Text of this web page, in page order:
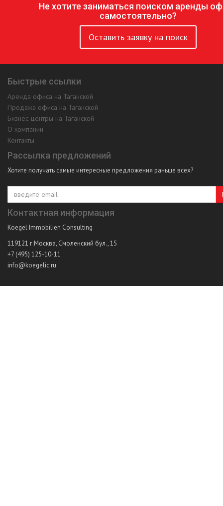
Не хотите заниматься поиском аренды
самостоятельно?
Оставить заявку на поиск
Быстрые ссылки
Аренда офиса на Таганской
Продажа офиса на Таганской
Бизнес-центры на Таганской
О компании
Контакты
Рассылка предложений
Хотите получать самые интересные предложения раньше всех?
Контактная информация
Koegel Immobilien Consulting
119121 г.Москва, Смоленский бул., 15
+7 (495) 125-10-11
info@koegelic.ru